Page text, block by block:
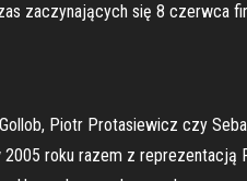
zaczynających się 8 czerwca
Piotr Protasiewicz czy
roku razem z reprezentacją